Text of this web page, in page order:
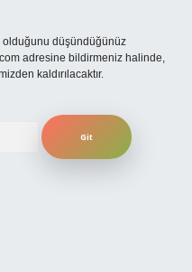
olduğunu düşündüğünüz
adresine bildirmeniz halinde,
kaldırılacaktır.